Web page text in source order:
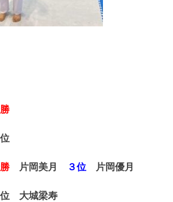
片岡美月 ３位 片岡優月
大城梁寿